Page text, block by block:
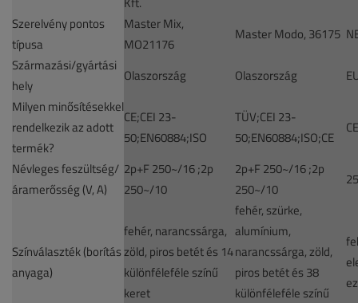
Szerelvény pontos
típusa
Master Mix,
MO21176
Master Modo, 36175
Származási/gyártási
hely
Olaszország Olaszország
Milyen minősítésekkel
rendelkezik az adott
termék?
CE;CEI 23-
50;EN60884;ISO
TÜV;CEI 23-
50;EN60884;ISO;CE
Névleges feszültség/
áramerősség (V, A)
2p+F 250~/16 ;2p
250~/10
2p+F 250~/16 ;2p
250~/10
Színválaszték (borítás
anyaga)
fehér, narancssárga,
zöld, piros betét és 14
különféleféle színű
keret
fehér, szürke,
alumínium,
narancssárga, zöld,
piros betét és 38
különféleféle színű